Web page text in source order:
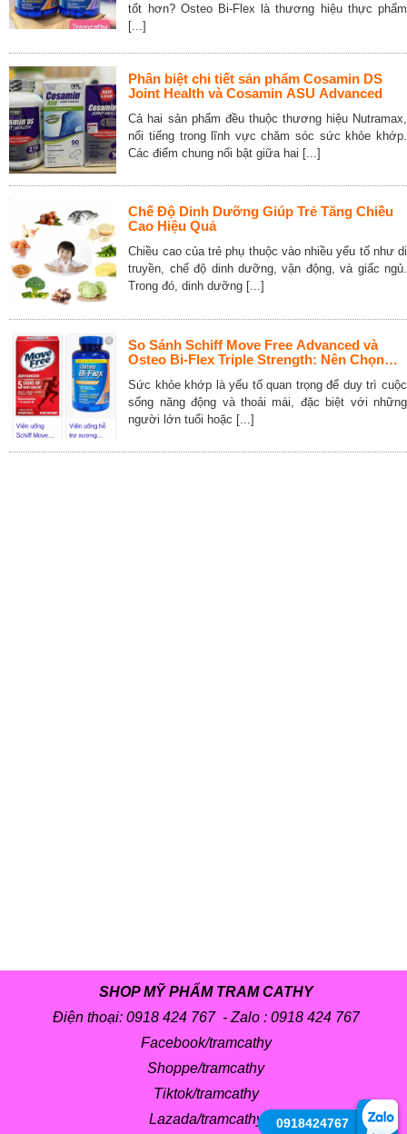
tốt hơn? Osteo Bi-Flex là thương hiệu thực phẩm
[...]
Phân biệt chi tiết sản phẩm Cosamin DS
Joint Health và Cosamin ASU Advanced
Cả hai sản phẩm đều thuộc thương hiệu Nutramax,
nổi tiếng trong lĩnh vực chăm sóc sức khỏe khớp.
Các điểm chung nổi bật giữa hai [...]
Chế Độ Dinh Dưỡng Giúp Trẻ Tăng Chiều
Cao Hiệu Quả
Chiều cao của trẻ phụ thuộc vào nhiều yếu tố như di
truyền, chế độ dinh dưỡng, vận động, và giấc ngủ.
Trong đó, dinh dưỡng [...]
So Sánh Schiff Move Free Advanced và
Osteo Bi-Flex Triple Strength: Nên Chọn
Sức khỏe khớp là yếu tố quan trọng để duy trì cuộc
sống năng động và thoải mái, đặc biệt với những
người lớn tuổi hoặc [...]
SHOP MỸ PHẨM TRAM CATHY
Điện thoại: 0918 424 767 - Zalo : 0918 424 767
Facebook/tramcathy
Shoppe/tramcathy
Tiktok/tramcathy
Lazada/tramcathy
0918424767